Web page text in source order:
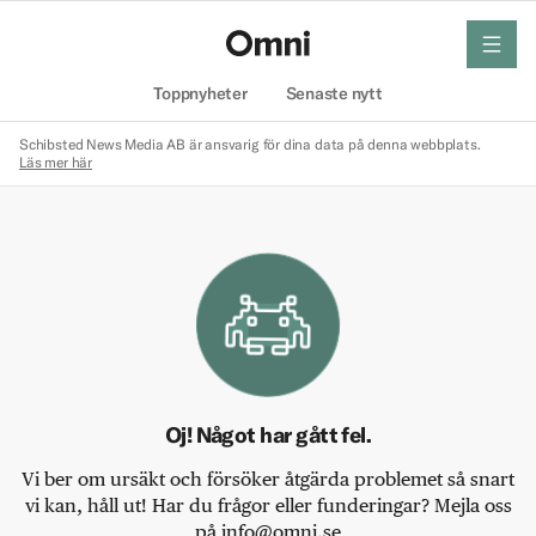
Toppnyheter Senaste nytt
meny
Schibsted News Media AB är ansvarig för dina data på denna webbplats.
Läs mer här
Oj! Något har gått fel.
Vi ber om ursäkt och försöker åtgärda problemet så snart
vi kan, håll ut! Har du frågor eller funderingar? Mejla oss